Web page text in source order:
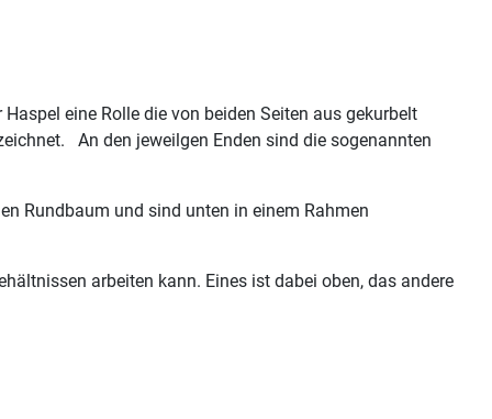
eine Rolle die von beiden Seiten aus gekurbelt
An den jeweilgen Enden sind die sogenannten
Rundbaum und sind unten in einem Rahmen
arbeiten kann. Eines ist dabei oben, das andere